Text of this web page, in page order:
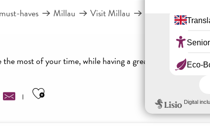
haves Millau Visit Millau Our guided tours
most of your time, while having a great time.
Ajouter aux favoris